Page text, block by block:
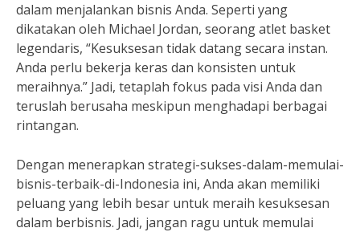
dalam menjalankan bisnis Anda. Seperti yang
dikatakan oleh Michael Jordan, seorang atlet basket
legendaris, “Kesuksesan tidak datang secara instan.
Anda perlu bekerja keras dan konsisten untuk
meraihnya.” Jadi, tetaplah fokus pada visi Anda dan
teruslah berusaha meskipun menghadapi berbagai
rintangan.
Dengan menerapkan strategi-sukses-dalam-memulai-
bisnis-terbaik-di-Indonesia ini, Anda akan memiliki
peluang yang lebih besar untuk meraih kesuksesan
dalam berbisnis. Jadi, jangan ragu untuk memulai